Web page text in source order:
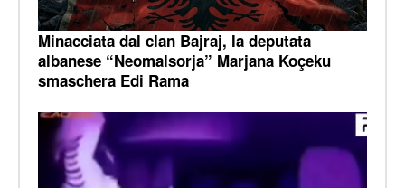
Minacciata dal clan Bajraj, la deputata
albanese “Neomalsorja” Marjana Koçeku
smaschera Edi Rama